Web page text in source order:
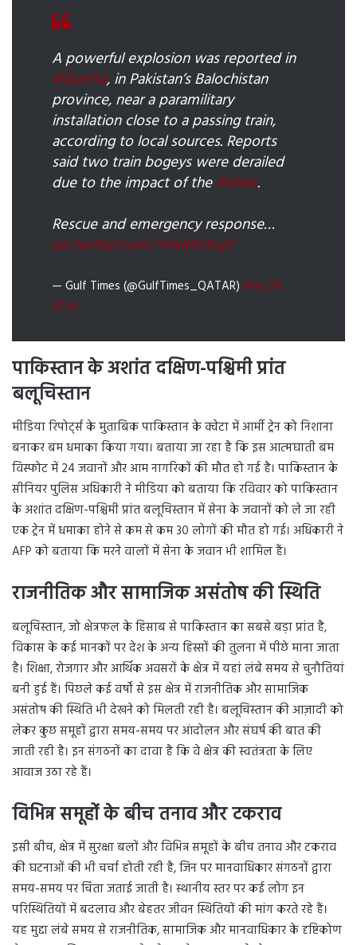
A powerful explosion was reported in
#Quetta, in Pakistan’s Balochistan
province, near a paramilitary
installation close to a passing train,
according to local sources. Reports
said two train bogeys were derailed
due to the impact of the #blast.
Rescue and emergency response…
pic.twitter.com/YHxRXhKsjV
— Gulf Times (@GulfTimes_QATAR) May 24,
2026
पाकिस्तान के अशांत दक्षिण-पश्चिमी प्रांत
बलूचिस्तान
मीडिया रिपोर्ट्स के मुताबिक पाकिस्तान के क्वेटा में आर्मी ट्रेन को निशाना
बनाकर बम धमाका किया गया। बताया जा रहा है कि इस आत्मघाती बम
विस्फोट में 24 जवानों और आम नागरिकों की मौत हो गई है। पाकिस्तान के
सीनियर पुलिस अधिकारी ने मीडिया को बताया कि रविवार को पाकिस्तान
के अशांत दक्षिण-पश्चिमी प्रांत बलूचिस्तान में सेना के जवानों को ले जा रही
एक ट्रेन में धमाका होने से कम से कम 30 लोगों की मौत हो गई। अधिकारी ने
AFP को बताया कि मरने वालों में सेना के जवान भी शामिल हैं।
राजनीतिक और सामाजिक असंतोष की स्थिति
बलूचिस्तान, जो क्षेत्रफल के हिसाब से पाकिस्तान का सबसे बड़ा प्रांत है,
विकास के कई मानकों पर देश के अन्य हिस्सों की तुलना में पीछे माना जाता
है। शिक्षा, रोजगार और आर्थिक अवसरों के क्षेत्र में यहां लंबे समय से चुनौतियां
बनी हुई हैं। पिछले कई वर्षों से इस क्षेत्र में राजनीतिक और सामाजिक
असंतोष की स्थिति भी देखने को मिलती रही है। बलूचिस्तान की आज़ादी को
लेकर कुछ समूहों द्वारा समय-समय पर आंदोलन और संघर्ष की बात की
जाती रही है। इन संगठनों का दावा है कि वे क्षेत्र की स्वतंत्रता के लिए
आवाज उठा रहे हैं।
विभिन्न समूहों के बीच तनाव और टकराव
इसी बीच, क्षेत्र में सुरक्षा बलों और विभिन्न समूहों के बीच तनाव और टकराव
की घटनाओं की भी चर्चा होती रही है, जिन पर मानवाधिकार संगठनों द्वारा
समय-समय पर चिंता जताई जाती है। स्थानीय स्तर पर कई लोग इन
परिस्थितियों में बदलाव और बेहतर जीवन स्थितियों की मांग करते रहे हैं।
यह मुद्दा लंबे समय से राजनीतिक, सामाजिक और मानवाधिकार के दृष्टिकोण